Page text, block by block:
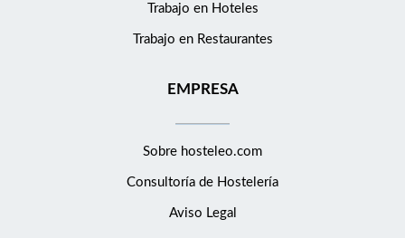
Trabajo en Hoteles
Trabajo en Restaurantes
EMPRESA
Sobre hosteleo.com
Consultoría de Hostelería
Aviso Legal